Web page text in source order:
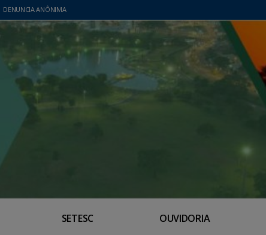
DENUNCIA ANÔNIMA
SETESC OUVIDORIA